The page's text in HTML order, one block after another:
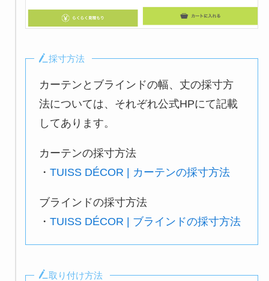
採寸方法
カーテンとブラインドの幅、丈の採寸方
法については、それぞれ公式HPにて記載
してあります。
カーテンの採寸方法
・TUISS DÉCOR | カーテンの採寸方法
ブラインドの採寸方法
・TUISS DÉCOR | ブラインドの採寸方法
取り付け方法